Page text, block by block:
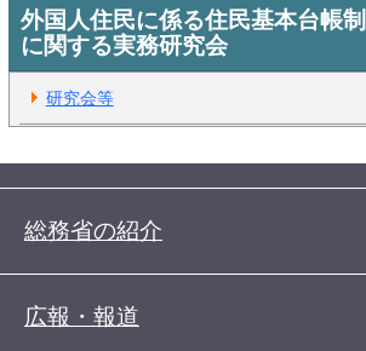
外国人住民に係る住民基本台帳
に関する実務研究会
研究会等
総務省の紹介
広報・報道